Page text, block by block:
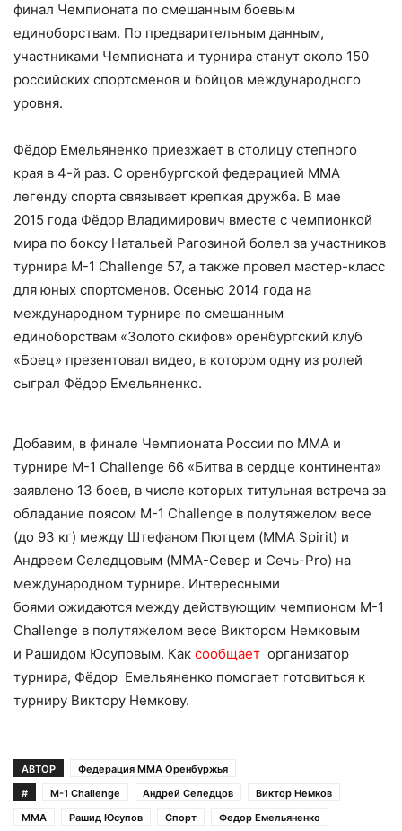
финал Чемпионата по смешанным боевым
единоборствам. По предварительным данным,
участниками Чемпионата и турнира станут около 150
российских спортсменов и бойцов международного
уровня.
Фёдор Емельяненко приезжает в столицу степного
края в 4-й раз. С оренбургской федерацией MMA
легенду спорта связывает крепкая дружба. В мае
2015 года Фёдор Владимирович вместе с чемпионкой
мира по боксу Натальей Рагозиной болел за участников
турнира M-1 Challenge 57, а также провел мастер-класс
для юных спортсменов. Осенью 2014 года на
международном турнире по смешанным
единоборствам «Золото скифов» оренбургский клуб
«Боец» презентовал видео, в котором одну из ролей
сыграл Фёдор Емельяненко.
Добавим, в финале Чемпионата России по ММА и
турнире M-1 Challenge 66 «Битва в сердце континента»
заявлено 13 боев, в числе которых титульная встреча за
обладание поясом M-1 Challenge в полутяжелом весе
(до 93 кг) между Штефаном Пютцем (MMA Spirit) и
Андреем Селедцовым (MMA-Север и Сечь-Pro) на
международном турнире. Интересными
боями ожидаются между действующим чемпионом M-1
Challenge в полутяжелом весе Виктором Немковым
и Рашидом Юсуповым. Как сообщает организатор
турнира, Фёдор Емельяненко помогает готовиться к
турниру Виктору Немкову.
АВТОР
Федерация ММА Оренбуржья
#
M-1 Challenge Андрей Селедцов
Виктор Немков
ММА
Рашид Юсупов Спорт
Федор Емельяненко